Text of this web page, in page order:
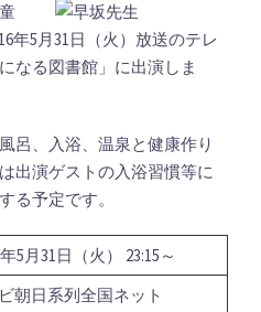
年5月31日（火）放送のテレ
なる図書館」に出演しま
呂、入浴、温泉と健康作り
出演ゲストの入浴習慣等に
る予定です。
5月31日（火） 23:15～
朝日系列全国ネット